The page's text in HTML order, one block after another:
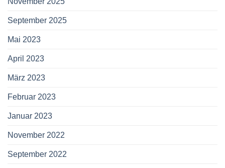
September 2025
Mai 2023
April 2023
März 2023
Februar 2023
Januar 2023
November 2022
September 2022